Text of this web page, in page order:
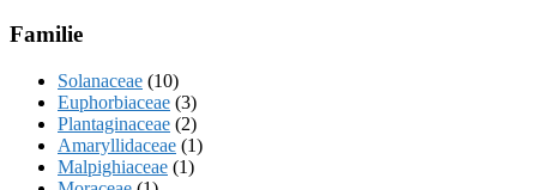
Familie
Solanaceae (10)
Euphorbiaceae (3)
Plantaginaceae (2)
Amaryllidaceae (1)
Malpighiaceae (1)